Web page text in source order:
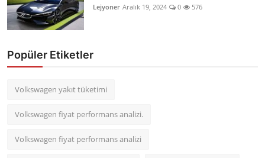
Lejyoner Aralık 19, 2024 0 576
Popüler Etiketler
Volkswagen yakıt tüketimi
Volkswagen fiyat performans analizi.
Volkswagen fiyat performans analizi